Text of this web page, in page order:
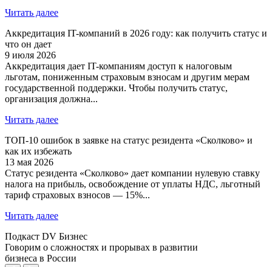
Читать далее
Аккредитация IT-компаний в 2026 году: как получить статус и
что он дает
9 июля 2026
Аккредитация дает IT-компаниям доступ к налоговым
льготам, пониженным страховым взносам и другим мерам
государственной поддержки. Чтобы получить статус,
организация должна...
Читать далее
ТОП-10 ошибок в заявке на статус резидента «Сколково» и
как их избежать
13 мая 2026
Статус резидента «Сколково» дает компании нулевую ставку
налога на прибыль, освобождение от уплаты НДС, льготный
тариф страховых взносов — 15%...
Читать далее
Подкаст DV Бизнес
Говорим о сложностях и прорывах в развитии
бизнеса в России